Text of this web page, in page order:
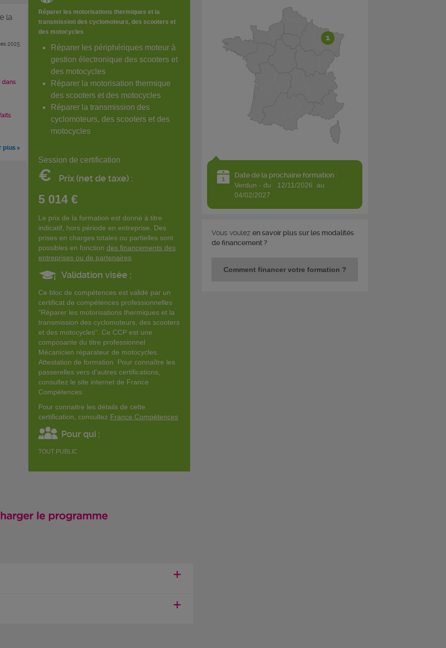
la
2025
dans
plus >
Réparer les motorisations thermiques et la
transmission des cyclomoteurs, des scooters et
des motocycles
Réparer les périphériques moteur à
gestion électronique des scooters et
des motocycles
Réparer la motorisation thermique
des scooters et des motocycles
Réparer la transmission des
cyclomoteurs, des scooters et des
motocycles
Session de certification
€ Prix (net de taxe) :
5 014 €
Le prix de la formation est donné à titre
indicatif, hors période en entreprise. Des
prises en charges totales ou partielles sont
possibles en fonction des financements des
entreprises ou de partenaires
Validation visée :
Ce bloc de compétences est validé par un
certificat de compétences professionnelles
"Réparer les motorisations thermiques et la
transmission des cyclomoteurs, des scooters
et des motocycles". Ce CCP est une
composante du titre professionnel
Mécanicien réparateur de motocycles.
Attestation de formation. Pour connaître les
passerelles vers d'autres certifications,
consultez le site internet de France
Compétences.
Pour connaitre les détails de cette
certification, consultez France Compétences
Pour qui :
TOUT PUBLIC
1
Date de la prochaine formation :
verdun - du 12/11/2026 au
04/02/2027
Vous voulezen savoir plus sur les modalités
de financement ?
Comment financer votre formation ?